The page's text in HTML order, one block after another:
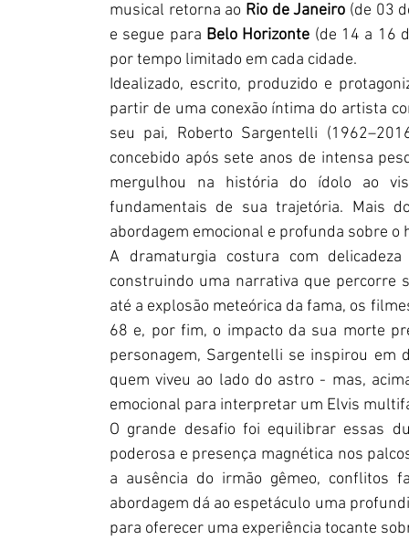
musical retorna ao Rio de Janeiro (de 03
e segue para Belo Horizonte (de 14 a 16
por tempo limitado em cada cidade.
Idealizado, escrito, produzido e
partir de uma conexão íntima do artista
seu pai, Roberto Sargentelli
concebido após sete anos de intensa
mergulhou na história do ídolo ao
fundamentais de sua trajetória. Mais
abordagem emocional e profunda sobre o
A dramaturgia costura com
construindo uma narrativa que percorre
até a explosão meteórica da fama, os
68 e, por fim, o impacto da sua morte
personagem, Sargentelli se inspirou em
quem viveu ao lado do astro - mas,
emocional para interpretar um Elvis
O grande desafio foi equilibrar essas
poderosa e presença magnética nos
a ausência do irmão gêmeo, conflitos
abordagem dá ao espetáculo uma
para oferecer uma experiência tocante